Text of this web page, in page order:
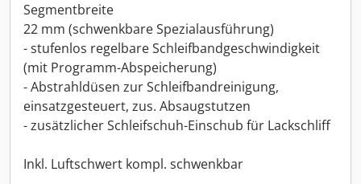
Segmentbreite
22 mm (schwenkbare Spezialausführung)
- stufenlos regelbare Schleifbandgeschwindigkeit
(mit Programm-Abspeicherung)
- Abstrahldüsen zur Schleifbandreinigung,
einsatzgesteuert, zus. Absaugstutzen
- zusätzlicher Schleifschuh-Einschub für Lackschliff
Inkl. Luftschwert kompl. schwenkbar